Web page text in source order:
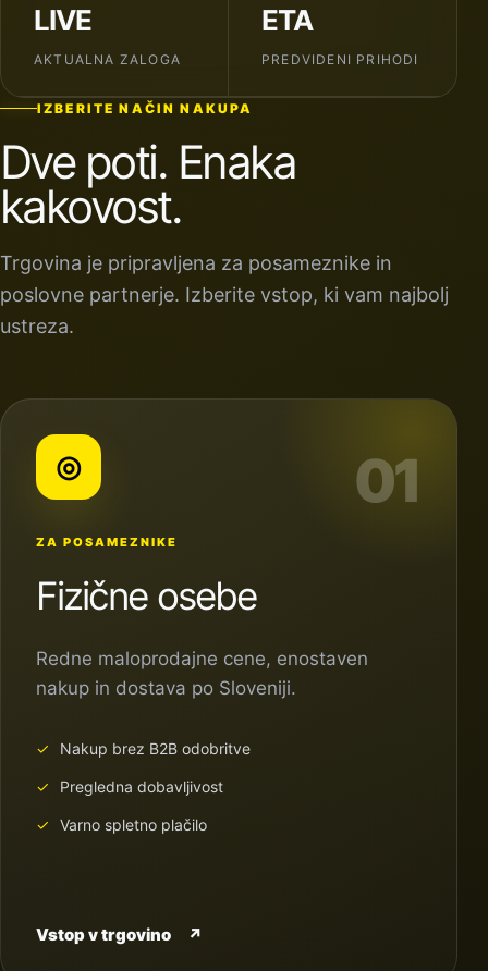
LIVE
AKTUALNA ZALOGA
ETA
PREDVIDENI PRIHODI
IZBERITE NAČIN NAKUPA
Dve poti. Enaka
kakovost.
Trgovina je pripravljena za posameznike in
poslovne partnerje. Izberite vstop, ki vam najbolj
ustreza.
01
◎
ZA POSAMEZNIKE
Fizične osebe
Redne maloprodajne cene, enostaven
nakup in dostava po Sloveniji.
Nakup brez B2B odobritve
Pregledna dobavljivost
Varno spletno plačilo
Vstop v trgovino ↗